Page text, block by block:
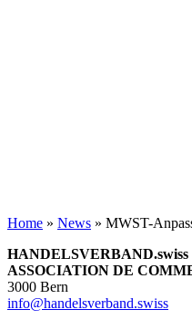
Home » News » MWST-
HANDELSVERBAND.swiss
ASSOCIATION DE
3000 Bern
info@handelsverband.swiss